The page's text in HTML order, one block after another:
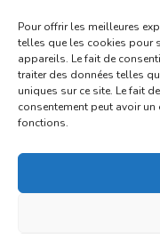
Pour offrir les meilleures
telles que les cookies pour
appareils. Le fait de
traiter des données telles
uniques sur ce site. Le fait
consentement peut avoir
fonctions.
du 7 au
du 15
du marché
Le 17
Charignon-